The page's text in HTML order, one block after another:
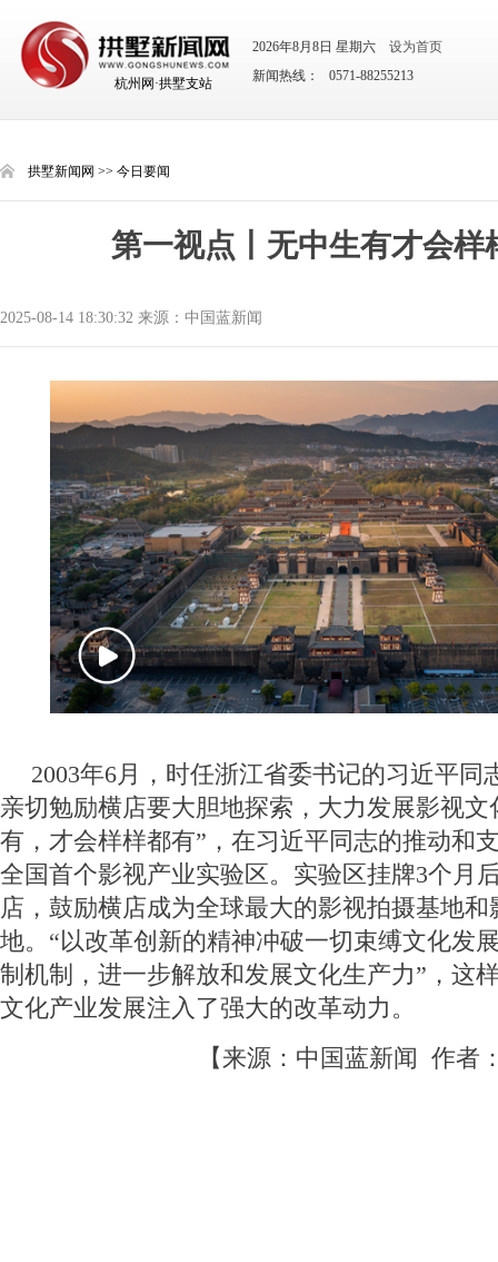
杭州网·拱墅支站
2026年8月8日 星期六
设为首页
新闻热线： 0571-88255213
拱墅新闻网 >> 今日要闻
第一视点丨无中生有才会样
2025-08-14 18:30:32 来源：中国蓝新闻
2003年6月，时任浙江省委书记的习近平同
亲切勉励横店要大胆地探索，大力发展影视文
有，才会样样都有”，在习近平同志的推动和
全国首个影视产业实验区。实验区挂牌3个月
店，鼓励横店成为全球最大的影视拍摄基地
地。“以改革创新的精神冲破一切束缚文化发
制机制，进一步解放和发展文化生产力”，这
文化产业发展注入了强大的改革动力。
【来源：中国蓝新闻 作者